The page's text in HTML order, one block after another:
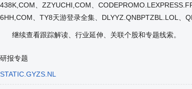
438K,COM、ZZYUCHI,COM、
6HH,COM、TY8天游登录全集、DLYYZ.QNBPTZBL.LOL、
继续查看跟踪解读、行业延伸、关联个股和专题线索。
研报专题
STATIC.GYZS.NL